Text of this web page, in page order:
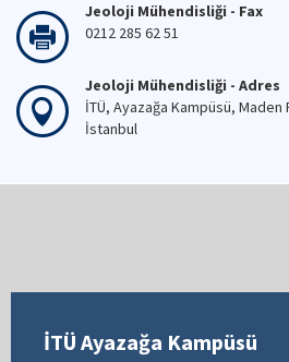
Jeoloji Mühendisliği - Fax
0212 285 62 51
Jeoloji Mühendisliği - Adres
İTÜ, Ayazağa Kampüsü,
İstanbul
İTÜ Ayazağa Kampüsü